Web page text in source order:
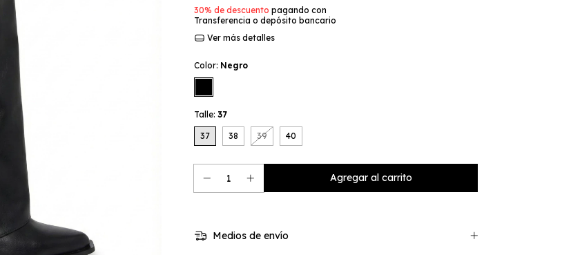
30% de descuento pagando con
Transferencia o depósito bancario
Ver más detalles
Color: Negro
Talle: 37
37 38 39 40
Medios de envío